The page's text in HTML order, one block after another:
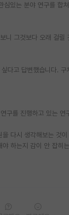
있는 분야 연구를 합
니 그것보다 오래 걸릴
다고 답변했습니다. 구
구를 진행하고 있는
다시 생각해보는 것
하는지 감이 안 잡히